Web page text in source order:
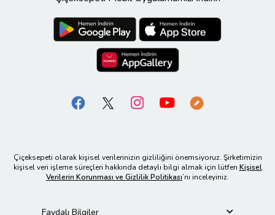
tercih edilebilir.
Kanvas Tablo Nasıl Monte Edilir?
Kanvas tablolar çift taraflı bant
ile rahatlıkta duvara
monteli şekilde yer almaktadır.
Kanvas tablolar kurutulmuş
Çiçeksepeti olarak kişisel verilerinizin gizliliğini önemsiyoruz. Şirketimizin
kişisel veri işleme süreçleri hakkında detaylı bilgi almak için lütfen Kişisel
Verilerin Korunması ve Gizlilik Politikası’nı inceleyiniz.
Faydalı Bilgiler